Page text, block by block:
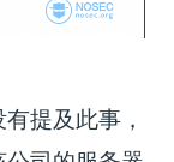
提及此事，